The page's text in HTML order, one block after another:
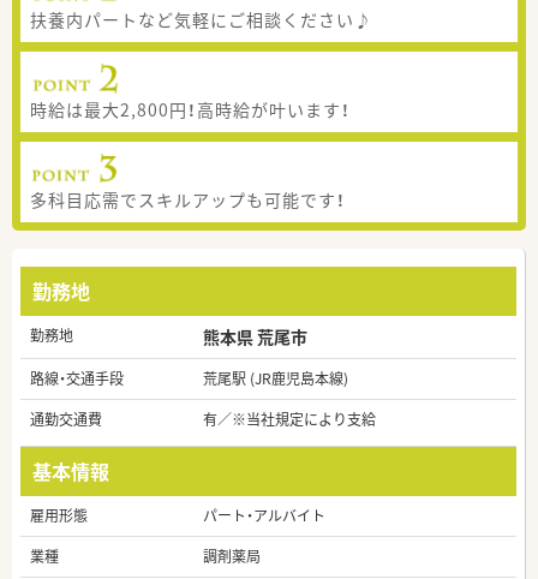
扶養内パートなど気軽にご相談ください♪
時給は最大2,800円！高時給が叶います！
多科目応需でスキルアップも可能です！
勤務地
勤務地 熊本県 荒尾市
路線・交通手段
荒尾駅 (JR鹿児島本線)
通勤交通費
有／※当社規定により支給
基本情報
雇用形態
パート・アルバイト
業種
調剤薬局